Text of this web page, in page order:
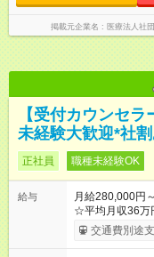
境です。
掲載元企業名 医療法人社
【受付カウンセ
未経験大歓迎*社割
正社員 職種未経験OK
給与
月給280,000円～
☆平均月収36万
社員として、
28万円+インセ
交通費別途